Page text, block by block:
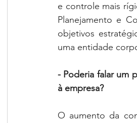
e controle mais
Planejamento e
objetivos
uma entidade
- Poderia falar um
à empresa?
O aumento da